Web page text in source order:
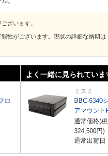
ざいます。
性がございます。現状の詳細な納期
ロ
よく一緒に見られていま
ミスミ
BBC-6340
アマウント
通常価格(税
324,500円)
通常出荷日